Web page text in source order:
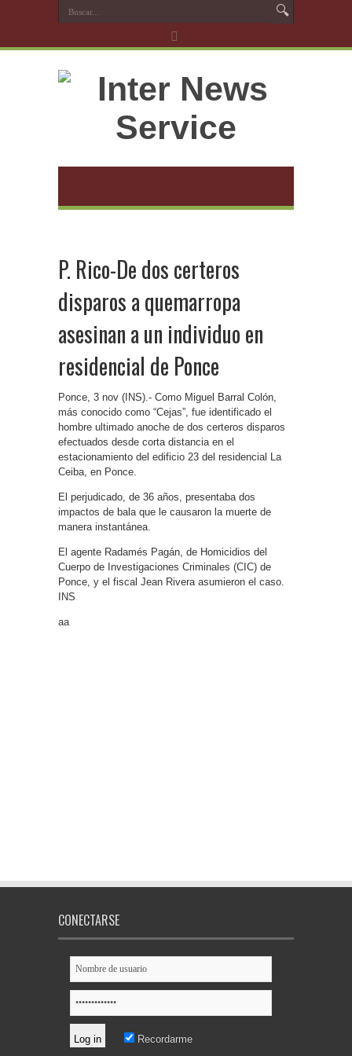
P. Rico-De dos certeros
disparos a quemarropa
asesinan a un individuo en
residencial de Ponce
Ponce, 3 nov (INS).- Como Miguel Barral Colón,
más conocido como “Cejas”, fue identificado el
hombre ultimado anoche de dos certeros disparos
efectuados desde corta distancia en el
estacionamiento del edificio 23 del residencial La
Ceiba, en Ponce.
El perjudicado, de 36 años, presentaba dos
impactos de bala que le causaron la muerte de
manera instantánea.
El agente Radamés Pagán, de Homicidios del
Cuerpo de Investigaciones Criminales (CIC) de
Ponce, y el fiscal Jean Rivera asumieron el caso.
INS
aa
CONECTARSE
Recordarme